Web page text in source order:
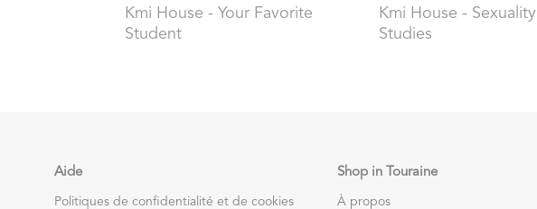
Kmi House - Your Favorite
Student
Kmi House - Sexuality
Studies
Aide
Politiques de confidentialité et de cookies
Shop in Touraine
À propos